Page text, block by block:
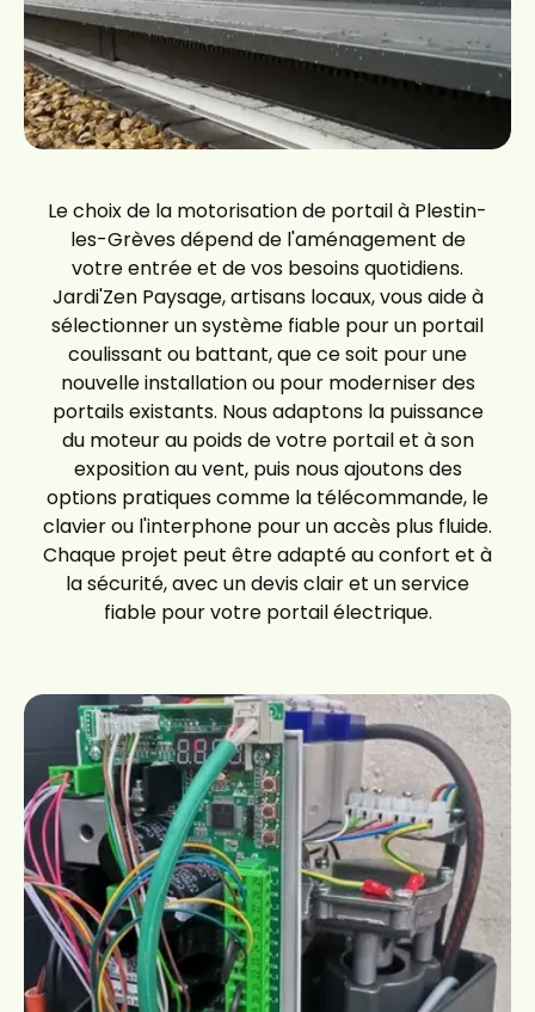
Le choix de la motorisation de portail à Plestin-
les-Grèves dépend de l'aménagement de
votre entrée et de vos besoins quotidiens.
Jardi'Zen Paysage, artisans locaux, vous aide à
sélectionner un système fiable pour un portail
coulissant ou battant, que ce soit pour une
nouvelle installation ou pour moderniser des
portails existants. Nous adaptons la puissance
du moteur au poids de votre portail et à son
exposition au vent, puis nous ajoutons des
options pratiques comme la télécommande, le
clavier ou l'interphone pour un accès plus fluide.
Chaque projet peut être adapté au confort et à
la sécurité, avec un devis clair et un service
fiable pour votre portail électrique.